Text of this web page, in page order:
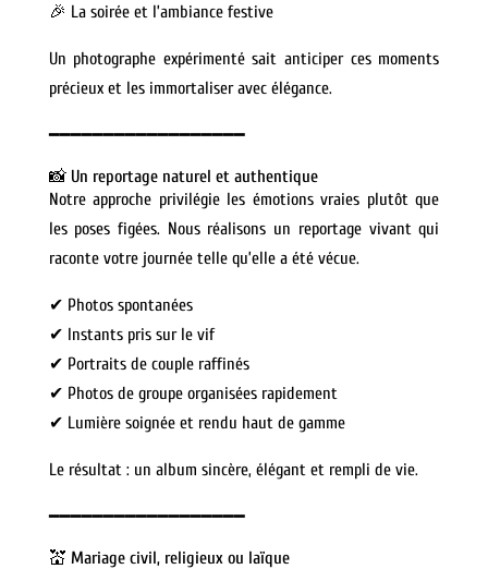
🎉 La soirée et l’ambiance festive
Un photographe expérimenté sait anticiper ces moments
précieux et les immortaliser avec élégance.
━━━━━━━━━━━━━━━━━━
📸 Un reportage naturel et authentique
Notre approche privilégie les émotions vraies plutôt que
les poses figées. Nous réalisons un reportage vivant qui
raconte votre journée telle qu’elle a été vécue.
✔ Photos spontanées
✔ Instants pris sur le vif
✔ Portraits de couple raffinés
✔ Photos de groupe organisées rapidement
✔ Lumière soignée et rendu haut de gamme
Le résultat : un album sincère, élégant et rempli de vie.
━━━━━━━━━━━━━━━━━━
💒 Mariage civil, religieux ou laïque